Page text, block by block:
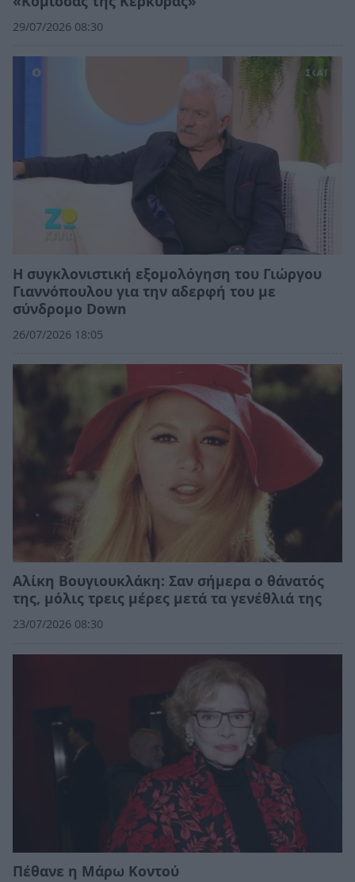
29/07/2026 08:30
Η συγκλονιστική εξομολόγηση του Γιώργου
Γιαννόπουλου για την αδερφή του με
σύνδρομο Down
26/07/2026 18:05
Αλίκη Βουγιουκλάκη: Σαν σήμερα ο θάνατός
της, μόλις τρεις μέρες μετά τα γενέθλιά της
23/07/2026 08:30
Πέθανε η Μάρω Κοντού